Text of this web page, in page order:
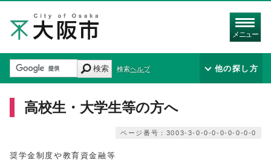
メニュー
検索 検索ヘルプ 他の探し方
高校生・大学生等の方へ
ページ番号：3003-3-0-0-0-0-0-0-0-0
奨学金制度や教育資金融等